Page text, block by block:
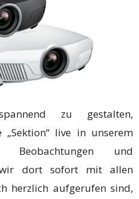
zu gestalten,
live in unserem
und
wir dort sofort mit allen
herzlich aufgerufen sind,